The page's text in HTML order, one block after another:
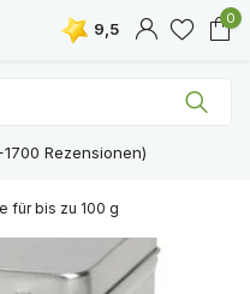
9,5
0
Rezensionen)
für bis zu 100 g